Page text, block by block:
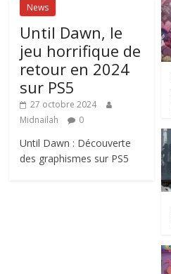
News
Until Dawn, le
jeu horrifique de
retour en 2024
sur PS5
27 octobre 2024
Midnailah
0
Until Dawn : Découverte
des graphismes sur PS5